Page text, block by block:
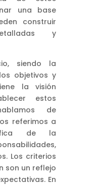
una base
construir
y
siendo la
objetivos y
la visión
estos
de
referimos a
de la
Los criterios
son un reflejo
En